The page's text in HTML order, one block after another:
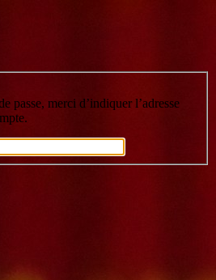
passe, merci d’indiquer l’adresse